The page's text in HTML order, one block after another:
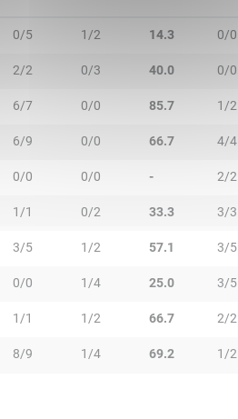
0/5 1/2 14.3 0/0
2/2 0/3 40.0 0/0
6/7 0/0 85.7 1/2
6/9 0/0 66.7 4/4
0/0 0/0 - 2/2
1/1 0/2 33.3 3/3
3/5 1/2 57.1 3/5
0/0 1/4 25.0 3/5
1/1 1/2 66.7 2/2
8/9 1/4 69.2 1/2